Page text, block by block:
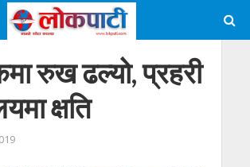
रुख ढल्यो, प्रहरी
क्षति